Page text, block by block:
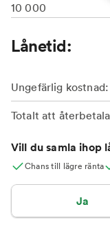
10 000
Lånetid:
Ungefärlig kostnad:
Totalt att
Vill du samla ihop
Chans till lägre ränta
Ja